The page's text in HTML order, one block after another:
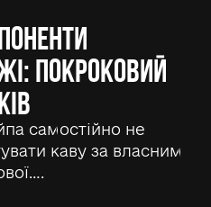
покроковий
самостійно не
каву за власним